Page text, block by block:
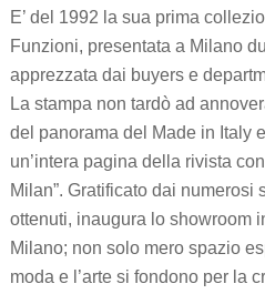
E’ del 1992 la sua prima
Funzioni, presentata a Milano
apprezzata dai buyers e
La stampa non tardò ad
del panorama del Made in Italy
un’intera pagina della rivista
Milan”. Gratificato dai numerosi
ottenuti, inaugura lo showroom
Milano; non solo mero spazio
moda e l’arte si fondono per la